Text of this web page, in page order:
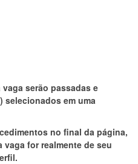
serão passadas e
selecionados em uma
no final da página,
for realmente de seu